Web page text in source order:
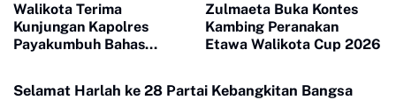
Walikota Terima
Kunjungan Kapolres
Payakumbuh Bahas
Zulmaeta Buka Kontes
Kambing Peranakan
Etawa Walikota Cup 2026
Selamat Harlah ke 28 Partai Kebangkitan Bangsa